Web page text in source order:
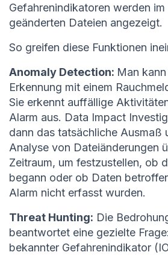
Gefahrenindikatoren werden
geänderten Dateien angezeigt.
So greifen diese Funktionen
Anomaly Detection: Man
Erkennung mit einem
Sie erkennt auffällige
Alarm aus. Data Impact
dann das tatsächliche Ausmaß
Analyse von Dateiänderungen
Zeitraum, um festzustellen, ob
begann oder ob Daten
Alarm nicht erfasst wurden.
Threat Hunting: Die
beantwortet eine gezielte
bekannter Gefahrenindikator